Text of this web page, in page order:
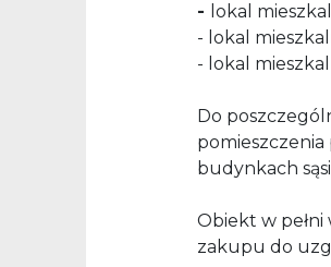
- lokal
- lokal
- lokal
Do
budynkach
Obiekt w pełni
zakupu do